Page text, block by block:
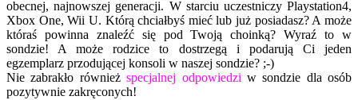
obecnej, najnowszej generacji. W starciu uczestniczy Playstation4,
Xbox One, Wii U. Którą chciałbyś mieć lub już posiadasz? A może
któraś powinna znaleźć się pod Twoją choinką? Wyraź to w
sondzie! A może rodzice to dostrzegą i podarują Ci jeden
egzemplarz przodującej konsoli w naszej sondzie? ;-)
Nie zabrakło równieżspecjalnej odpowiedzi w sondzie dla osób
pozytywnie zakręconych!